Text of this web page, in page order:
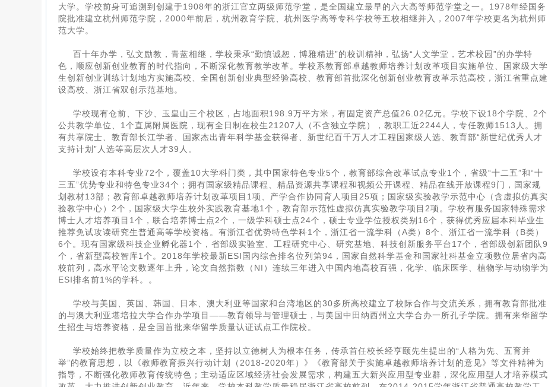
大学。学校前身可追溯到创建于1908年的浙江官立两级师范学堂，是全国建立最早的六大高等师范学堂之一。1978年经国务
院批准建立杭州师范学院，2000年前后，杭州教育学院、杭州医学高等专科学校等五校相继并入，2007年学校更名为杭州师
范大学。
百十年办学，弘文励教，青蓝相继，学校秉承“勤慎诚恕，博雅精进”的校训精神，弘扬“人文学堂，艺术校园”的办学特
色，顺应创新创业教育的时代指向，不断深化教育教学改革。学校系教育部卓越教师培养计划改革项目实施单位、国家级大学
生创新创业训练计划地方实施高校、全国创新创业典型经验高校、教育部首批深化创新创业教育改革示范高校，浙江省重点建
设高校、浙江省双创示范基地。
学校现有仓前、下沙、玉皇山三个校区，占地面积198.9万平方米，有固定资产总值26.02亿元。学校下设18个学院、2个
公共教学单位、1个直属附属医院，现有全日制在校生21207人（不含独立学院），教职工近2244人，专任教师1513人。拥
有共享院士、教育部长江学者、国家杰出青年科学基金获得者、新世纪百千万人才工程国家级人选、教育部“新世纪优秀人才
支持计划”人选等高层次人才39人。
学校设有本科专业72个，覆盖10大学科门类，其中国家特色专业5个，教育部综合改革试点专业1个，省级“十二五”和“十
三五”优势专业和特色专业34个；拥有国家级精品课程、精品资源共享课程和视频公开课程、精品在线开放课程9门，国家规
划教材13部；教育部卓越教师培养计划改革项目1项、产学合作协同育人项目25项；国家级实验教学示范中心（含虚拟仿真实
验教学中心）2个，国家级大学生校外实践教育基地1个，教育部示范性虚拟仿真实验教学项目2项。学校有服务国家特殊需求
博士人才培养项目1个，联合培养博士点2个，一级学科硕士点24个，硕士专业学位授权类别16个，获得优秀应届本科毕业生
推荐免试攻读研究生普通高等学校资格。有浙江省优势特色学科1个，浙江省一流学科（A类）8个、浙江省一流学科（B类）
6个。现有国家级科技企业孵化器1个，省部级实验室、工程研究中心、研究基地、科技创新服务平台17个，省部级创新团队9
个，省新型高校智库1个。2018年学校最新ESI国内综合排名位列第94，国家自然科学基金和国家社科基金立项数位居省内高
校前列，高水平论文数逐年上升，论文自然指数（NI）连续三年进入中国内地高校百强，化学、临床医学、植物学与动物学为
ESI排名前1%的学科。。
学校与美国、英国、韩国、日本、澳大利亚等国家和台湾地区的30多所高校建立了校际合作与交流关系，拥有教育部批准
的与澳大利亚堪培拉大学合作办学项目——教育领导与管理硕士，与美国中田纳西州立大学合办一所孔子学院。拥有来华留学
生招生与培养资格，是全国首批来华留学质量认证试点工作院校。
学校始终把教学质量作为立校之本，坚持以立德树人为根本任务，传承首任校长经亨颐先生提出的“人格为先、五育并
举”的教育思想，以《教师教育振兴行动计划（2018-2020年）》《教育部关于实施卓越教师培养计划的意见》等文件精神为
指导，不断强化教师教育传统特色；主动适应区域经济社会发展需求，构建五大新兴应用型专业群，深化应用型人才培养模式